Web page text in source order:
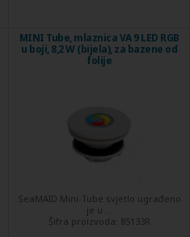
MINI Tube, mlaznica VA 9 LED RGB
u boji, 8,2 W (bijela), za bazene od
folije
SeaMAID Mini-Tube svjetlo ugrađeno
je u ...
Šifra proizvoda: 85133R